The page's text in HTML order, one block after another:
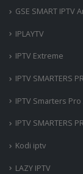
GSE SMART IPTV
IPLAYTV
IPTV Extreme
IPTV SMARTERS
IPTV Smarters
IPTV SMARTERS
Kodi iptv
LAZY IPTV